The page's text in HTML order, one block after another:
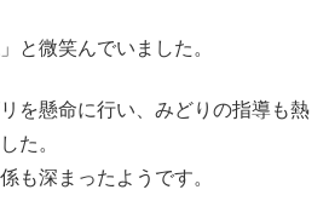
と微笑んでいました。
を懸命に行い、みどりの指導も熱
た。
も深まったようです。